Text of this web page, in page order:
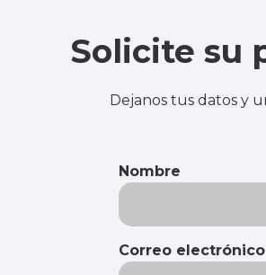
Solicite su
Dejanos tus datos y
Nombre
Correo electrónico